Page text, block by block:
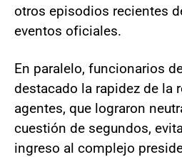
otros episodios recientes
eventos oficiales.
En paralelo, funcionarios
destacado la rapidez de la
agentes, que lograron
cuestión de segundos,
ingreso al complejo